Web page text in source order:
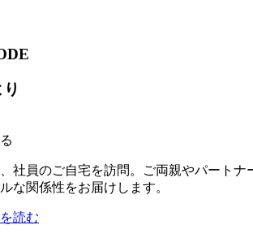
社員のご自宅を訪問。ご両親やパート
な関係性をお届けします。
読む